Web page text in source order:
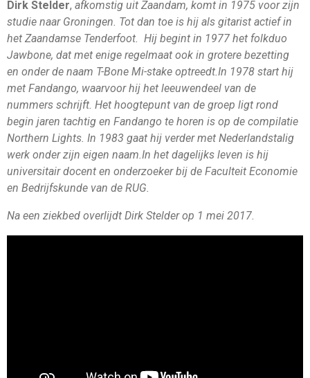
Dirk Stelder, afkomstig uit Zaandam, komt in 1975 voor zijn
studie naar Groningen. Tot dan toe is hij als gitarist actief in
het Zaandamse Tenderfoot. Hij begint in 1977 het folkduo
Jawbone, dat met enige regelmaat ook in grotere bezetting
en onder de naam T-Bone Mi-stake optreedt.In 1978 start hij
met Fandango, waarvoor hij het leeuwendeel van de
nummers schrijft. Het hoogtepunt van de groep ligt rond
begin jaren tachtig en Fandango te horen is op de compilatie
Northern Lights. In 1983 gaat hij verder met Nederlandstalig
werk onder zijn eigen naam.In het dagelijks leven is hij
universitair docent en onderzoeker bij de Faculteit Economie
en Bedrijfskunde van de RUG.
Na een ziekbed overlijdt Dirk Stelder op 1 mei 2017.